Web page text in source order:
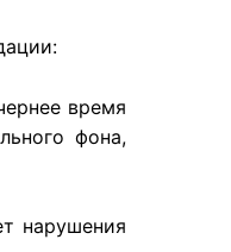
время
фона,
нарушения